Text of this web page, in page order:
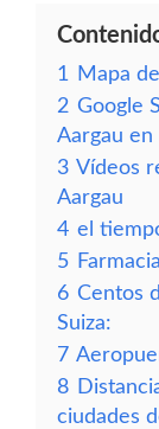
1
Mapa
2 Google
Aargau en
3 Vídeos
Aargau
4 el
5
6 Centos
Suiza:
7
8
ciudades